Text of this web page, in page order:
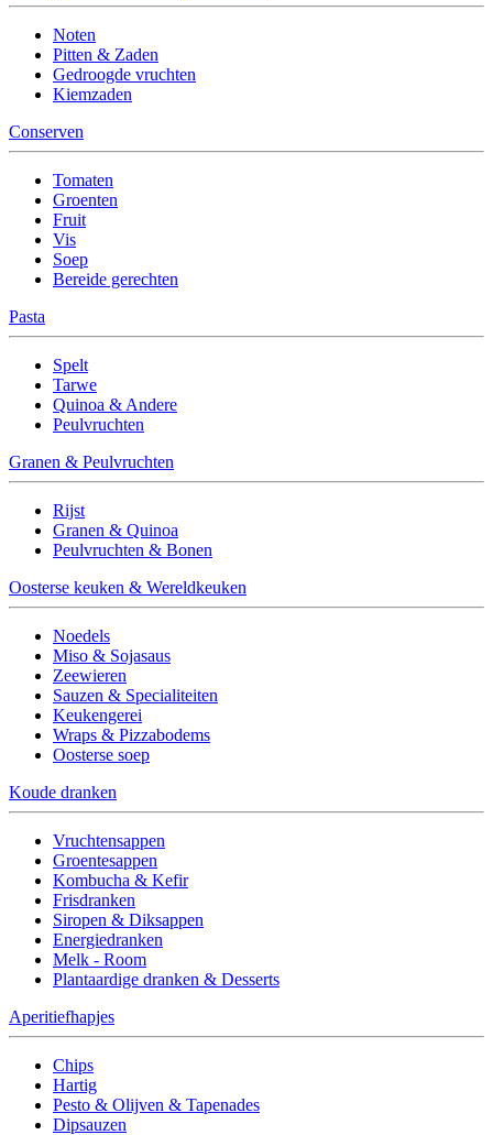
Noten
Pitten & Zaden
Gedroogde vruchten
Kiemzaden
Conserven
Tomaten
Groenten
Fruit
Vis
Soep
Bereide gerechten
Pasta
Spelt
Tarwe
Quinoa & Andere
Peulvruchten
Granen & Peulvruchten
Rijst
Granen & Quinoa
Peulvruchten & Bonen
Oosterse keuken & Wereldkeuken
Noedels
Miso & Sojasaus
Zeewieren
Sauzen & Specialiteiten
Keukengerei
Wraps & Pizzabodems
Oosterse soep
Koude dranken
Vruchtensappen
Groentesappen
Kombucha & Kefir
Frisdranken
Siropen & Diksappen
Energiedranken
Melk - Room
Plantaardige dranken & Desserts
Aperitiefhapjes
Chips
Hartig
Pesto & Olijven & Tapenades
Dipsauzen